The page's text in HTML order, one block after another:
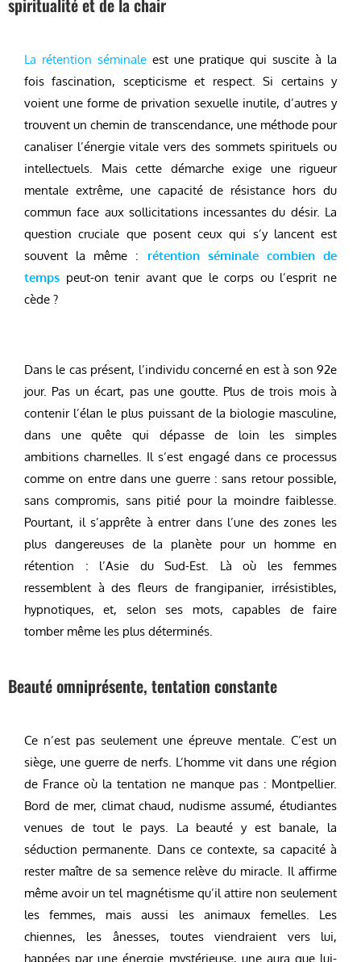
spiritualité et de la chair
La rétention séminaleest une pratique qui suscite à la
fois fascination, scepticisme et respect. Si certains y
voient une forme de privation sexuelle inutile, d’autres y
trouvent un chemin de transcendance, une méthode pour
canaliser l’énergie vitale vers des sommets spirituels ou
intellectuels. Mais cette démarche exige une rigueur
mentale extrême, une capacité de résistance hors du
commun face aux sollicitations incessantes du désir. La
question cruciale que posent ceux qui s’y lancent est
souvent la même : rétention séminale combien de
temps peut-on tenir avant que le corps ou l’esprit ne
cède ?
Dans le cas présent, l’individu concerné en est à son 92e
jour. Pas un écart, pas une goutte. Plus de trois mois à
contenir l’élan le plus puissant de la biologie masculine,
dans une quête qui dépasse de loin les simples
ambitions charnelles. Il s’est engagé dans ce processus
comme on entre dans une guerre : sans retour possible,
sans compromis, sans pitié pour la moindre faiblesse.
Pourtant, il s’apprête à entrer dans l’une des zones les
plus dangereuses de la planète pour un homme en
rétention : l’Asie du Sud-Est. Là où les femmes
ressemblent à des fleurs de frangipanier, irrésistibles,
hypnotiques, et, selon ses mots, capables de faire
tomber même les plus déterminés.
Beauté omniprésente, tentation constante
Ce n’est pas seulement une épreuve mentale. C’est un
siège, une guerre de nerfs. L’homme vit dans une région
de France où la tentation ne manque pas : Montpellier.
Bord de mer, climat chaud, nudisme assumé, étudiantes
venues de tout le pays. La beauté y est banale, la
séduction permanente. Dans ce contexte, sa capacité à
rester maître de sa semence relève du miracle. Il affirme
même avoir un tel magnétisme qu’il attire non seulement
les femmes, mais aussi les animaux femelles. Les
chiennes, les ânesses, toutes viendraient vers lui,
happées par une énergie mystérieuse, une aura que lui-